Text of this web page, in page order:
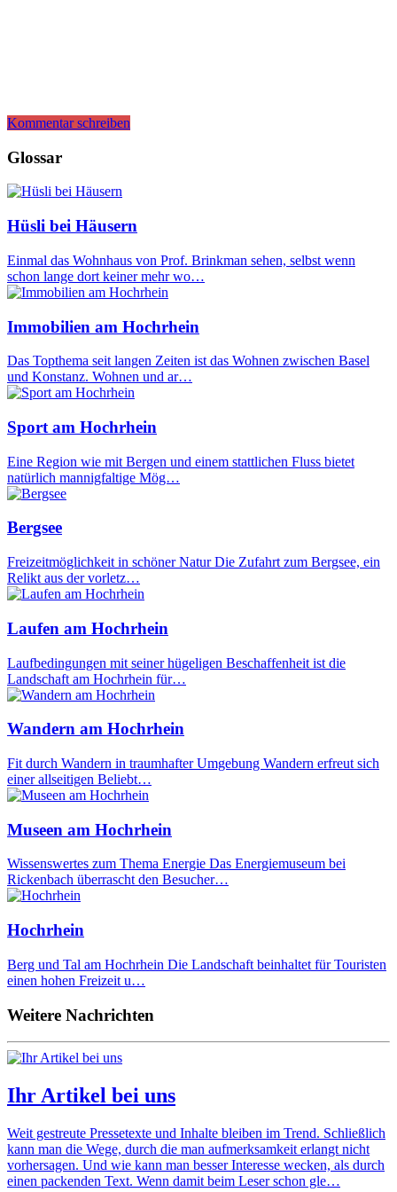
Kommentar schreiben
Glossar
Hüsli bei Häusern
Einmal das Wohnhaus von Prof. Brinkman sehen, selbst wenn
schon lange dort keiner mehr wo…
Immobilien am Hochrhein
Das Topthema seit langen Zeiten ist das Wohnen zwischen Basel
und Konstanz. Wohnen und ar…
Sport am Hochrhein
Eine Region wie mit Bergen und einem stattlichen Fluss bietet
natürlich mannigfaltige Mög…
Bergsee
Freizeitmöglichkeit in schöner Natur Die Zufahrt zum Bergsee, ein
Relikt aus der vorletz…
Laufen am Hochrhein
Laufbedingungen mit seiner hügeligen Beschaffenheit ist die
Landschaft am Hochrhein für…
Wandern am Hochrhein
Fit durch Wandern in traumhafter Umgebung Wandern erfreut sich
einer allseitigen Beliebt…
Museen am Hochrhein
Wissenswertes zum Thema Energie Das Energiemuseum bei
Rickenbach überrascht den Besucher…
Hochrhein
Berg und Tal am Hochrhein Die Landschaft beinhaltet für Touristen
einen hohen Freizeit u…
Weitere Nachrichten
Ihr Artikel bei uns
Weit gestreute Pressetexte und Inhalte bleiben im Trend. Schließlich
kann man die Wege, durch die man aufmerksamkeit erlangt nicht
vorhersagen. Und wie kann man besser Interesse wecken, als durch
einen packenden Text. Wenn damit beim Leser schon gle…